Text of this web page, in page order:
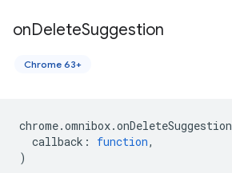
onDeleteSuggestion
Chrome 63+
chrome.omnibox.onDeleteSuggestion
callback : function,
)